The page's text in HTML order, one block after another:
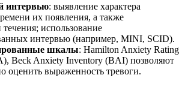
интервью: выявление характера
их появления, а также
течения; использование
интервью (например, MINI, SCID).
шкалы: Hamilton Anxiety Rating
Beck Anxiety Inventory (BAI) позволяют
оценить выраженность тревоги.